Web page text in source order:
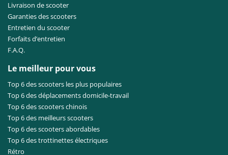
Livraison de scooter
Garanties des scooters
Entretien du scooter
Forfaits d’entretien
F.A.Q.
Le meilleur pour vous
Top 6 des scooters les plus populaires
Top 6 des déplacements domicile-travail
Top 6 des scooters chinois
Top 6 des meilleurs scooters
Top 6 des scooters abordables
Top 6 des trottinettes électriques
Rétro